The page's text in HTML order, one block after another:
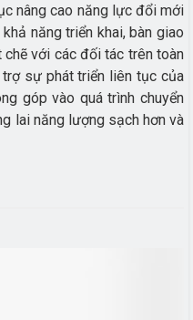
nâng cao năng lực đổi mới
năng triển khai, bàn giao
với các đối tác trên toàn
sự phát triển liên tục của
góp vào quá trình chuyển
lai năng lượng sạch hơn và